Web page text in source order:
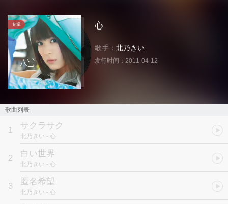
专辑 心
歌手： 北乃きい
发行时间： 2011-04-12
歌曲列表
1 サクラサク
北乃きい - 心
2 白い世界
北乃きい - 心
3 匿名希望
北乃きい - 心